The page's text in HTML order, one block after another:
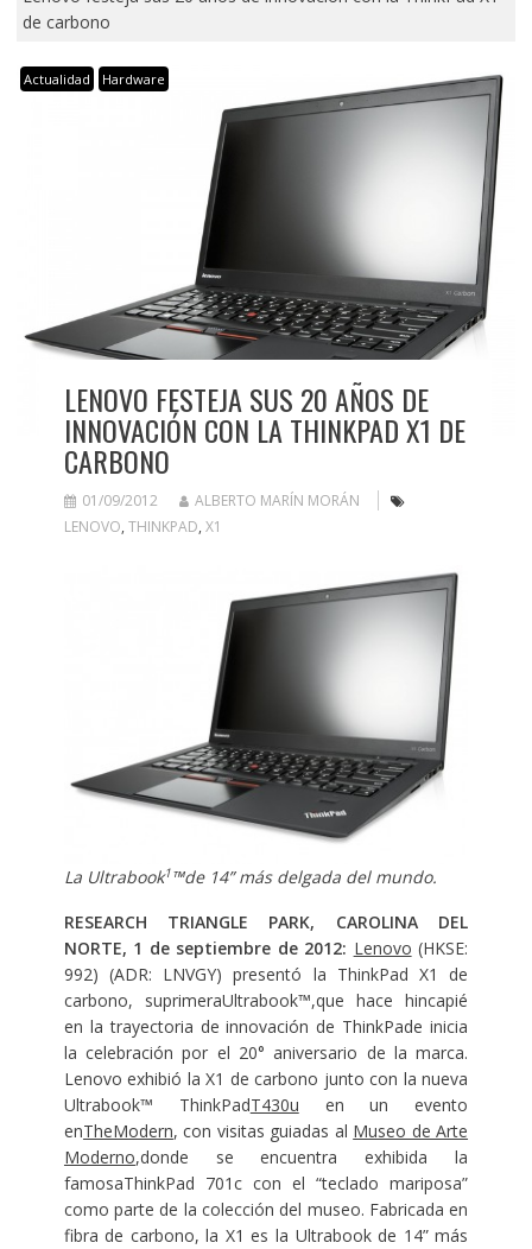
de carbono
Actualidad Hardware
LENOVO FESTEJA SUS 20 AÑOS DE
INNOVACIÓN CON LA THINKPAD X1 DE
CARBONO
01/09/2012
ALBERTO MARÍN MORÁN
LENOVO, THINKPAD, X1
La Ultrabook1™de 14” más delgada del mundo.
RESEARCH TRIANGLE PARK, CAROLINA DEL
NORTE, 1 de septiembre de 2012: Lenovo (HKSE:
992) (ADR: LNVGY) presentó la ThinkPad X1 de
carbono, suprimeraUltrabook™,que hace hincapié
en la trayectoria de innovación de ThinkPade inicia
la celebración por el 20° aniversario de la marca.
Lenovo exhibió la X1 de carbono junto con la nueva
Ultrabook™ ThinkPadT430u en un evento
enTheModern, con visitas guiadas al Museo de Arte
Moderno,donde se encuentra exhibida la
famosaThinkPad 701c con el “teclado mariposa”
como parte de la colección del museo. Fabricada en
fibra de carbono, la X1 es la Ultrabook de 14” más